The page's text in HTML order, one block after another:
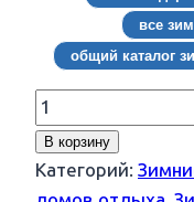
все
общий каталог
Количество
товара
Зимняя
горка
В корзину
Категорий: